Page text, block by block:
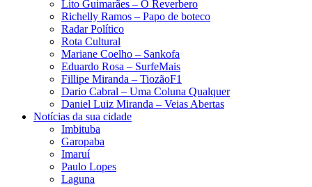
Lito Guimarães – O Reverbero
Richelly Ramos​ – Papo de boteco
Radar Político
Rota Cultural
Mariane Coelho – Sankofa
Eduardo Rosa​ – SurfeMais
Fillipe Miranda – TiozãoF1
Dario Cabral – Uma Coluna Qualquer
Daniel Luiz Miranda – Veias Abertas
Notícias da sua cidade
Imbituba
Garopaba
Imaruí
Paulo Lopes
Laguna